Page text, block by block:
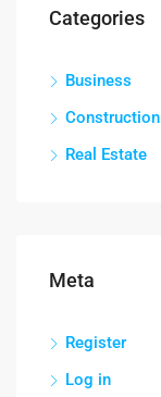
Categories
Business
Construction
Real Estate
Meta
Register
Log in